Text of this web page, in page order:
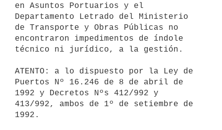
en Asuntos Portuarios y el
Departamento Letrado del Ministerio
de Transporte y Obras Públicas no
encontraron impedimentos de índole
técnico ni jurídico, a la gestión.
ATENTO: a lo dispuesto por la Ley de
Puertos Nº 16.246 de 8 de abril de
1992 y Decretos Nºs 412/992 y
413/992, ambos de 1º de setiembre de
1992.